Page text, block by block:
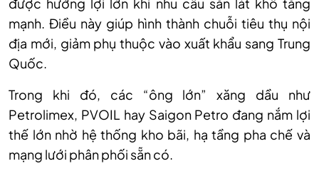
mạnh. Điều này giúp hình thành chuỗi tiêu thụ nội
địa mới, giảm phụ thuộc vào xuất khẩu sang Trung
Quốc.
Trong khi đó, các “ông lớn” xăng dầu như
Petrolimex, PVOIL hay Saigon Petro đang nắm lợi
thế lớn nhờ hệ thống kho bãi, hạ tầng pha chế và
mạng lưới phân phối sẵn có.